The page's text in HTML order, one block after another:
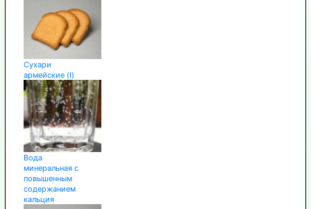
Сухари
армейские (I)
Вода
минеральная с
повышенным
содержанием
кальция